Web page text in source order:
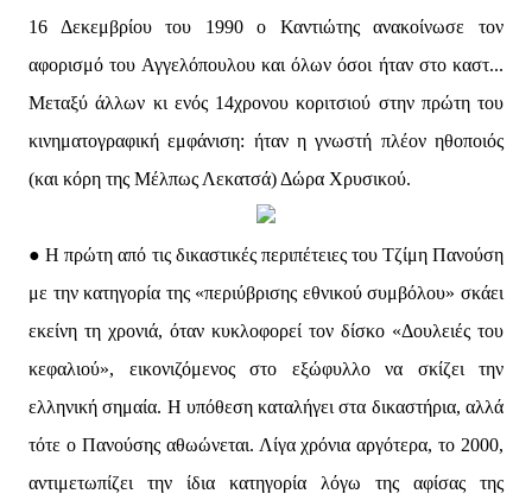
16 Δεκεμβρίου του 1990 ο Καντιώτης ανακοίνωσε τον
αφορισμό του Αγγελόπουλου και όλων όσοι ήταν στο καστ...
Μεταξύ άλλων κι ενός 14χρονου κοριτσιού στην πρώτη του
κινηματογραφική εμφάνιση: ήταν η γνωστή πλέον ηθοποιός
(και κόρη της Μέλπως Λεκατσά) Δώρα Χρυσικού.
● Η πρώτη από τις δικαστικές περιπέτειες του Τζίμη Πανούση
με την κατηγορία της «περιύβρισης εθνικού συμβόλου» σκάει
εκείνη τη χρονιά, όταν κυκλοφορεί τον δίσκο «Δουλειές του
κεφαλιού», εικονιζόμενος στο εξώφυλλο να σκίζει την
ελληνική σημαία. Η υπόθεση καταλήγει στα δικαστήρια, αλλά
τότε ο Πανούσης αθωώνεται. Λίγα χρόνια αργότερα, το 2000,
αντιμετωπίζει την ίδια κατηγορία λόγω της αφίσας της